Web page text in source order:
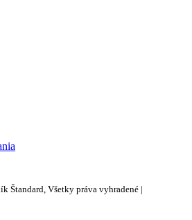
Štandard, Všetky práva vyhradené |